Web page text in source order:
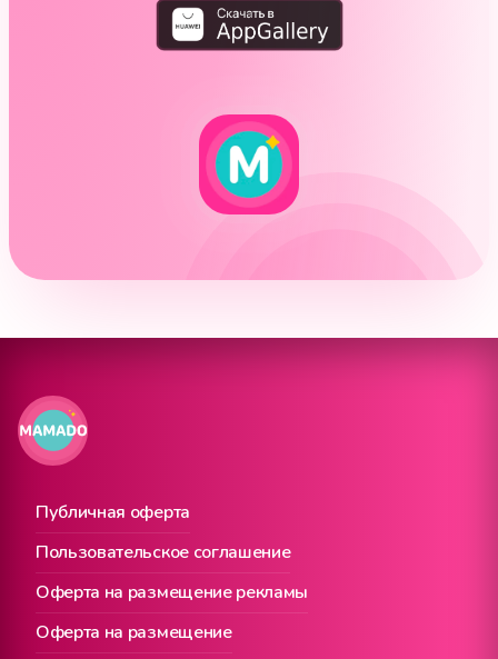
Публичная оферта
Пользовательское соглашение
Оферта на размещение рекламы
Оферта на размещение